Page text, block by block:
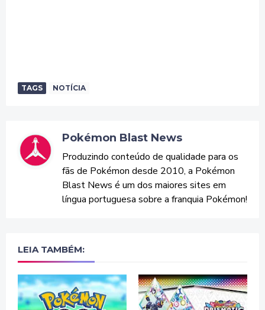
TAGS NOTÍCIA
Pokémon Blast News
Produzindo conteúdo de qualidade para os
fãs de Pokémon desde 2010, a Pokémon
Blast News é um dos maiores sites em
língua portuguesa sobre a franquia Pokémon!
LEIA TAMBÉM: